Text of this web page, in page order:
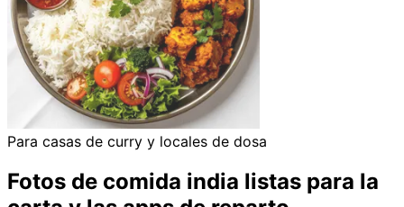
Para casas de curry y locales de dosa
Fotos de comida india listas para la